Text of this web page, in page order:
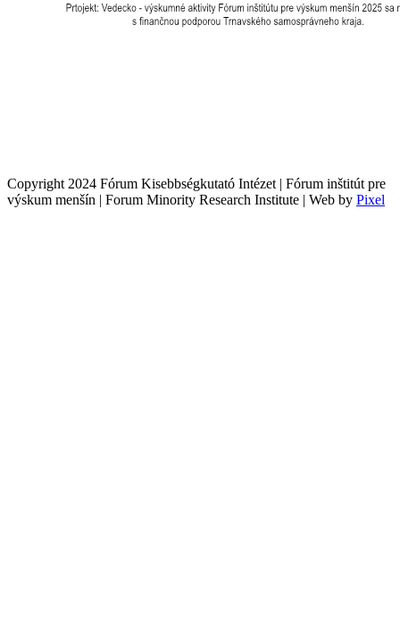
Copyright 2024 Fórum Kisebbségkutató Intézet | Fórum inštitút pre
výskum menšín | Forum Minority Research Institute | Web by Pixel